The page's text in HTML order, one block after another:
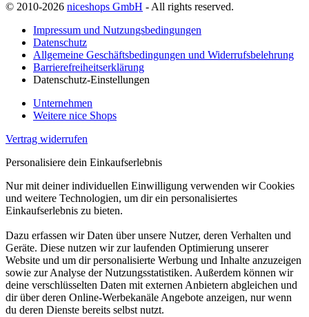
© 2010-2026 niceshops GmbH - All rights reserved.
Impressum und Nutzungsbedingungen
Datenschutz
Allgemeine Geschäftsbedingungen und Widerrufsbelehrung
Barrierefreiheitserklärung
Datenschutz-Einstellungen
Unternehmen
Weitere nice Shops
Vertrag widerrufen
Personalisiere dein Einkaufserlebnis
Nur mit deiner individuellen Einwilligung verwenden wir Cookies
und weitere Technologien, um dir ein personalisiertes
Einkaufserlebnis zu bieten.
Dazu erfassen wir Daten über unsere Nutzer, deren Verhalten und
Geräte. Diese nutzen wir zur laufenden Optimierung unserer
Website und um dir personalisierte Werbung und Inhalte anzuzeigen
sowie zur Analyse der Nutzungsstatistiken. Außerdem können wir
deine verschlüsselten Daten mit externen Anbietern abgleichen und
dir über deren Online-Werbekanäle Angebote anzeigen, nur wenn
du deren Dienste bereits selbst nutzt.